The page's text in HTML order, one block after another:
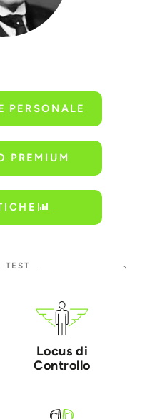
PERSONALE
PREMIUM
TEST
Locus di
Controllo